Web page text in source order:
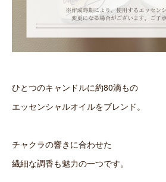
ひとつのキャンドルに約80滴もの
エッセンシャルオイルをブレンド。
チャクラの響きに合わせた
繊細な調香も魅力の一つです。